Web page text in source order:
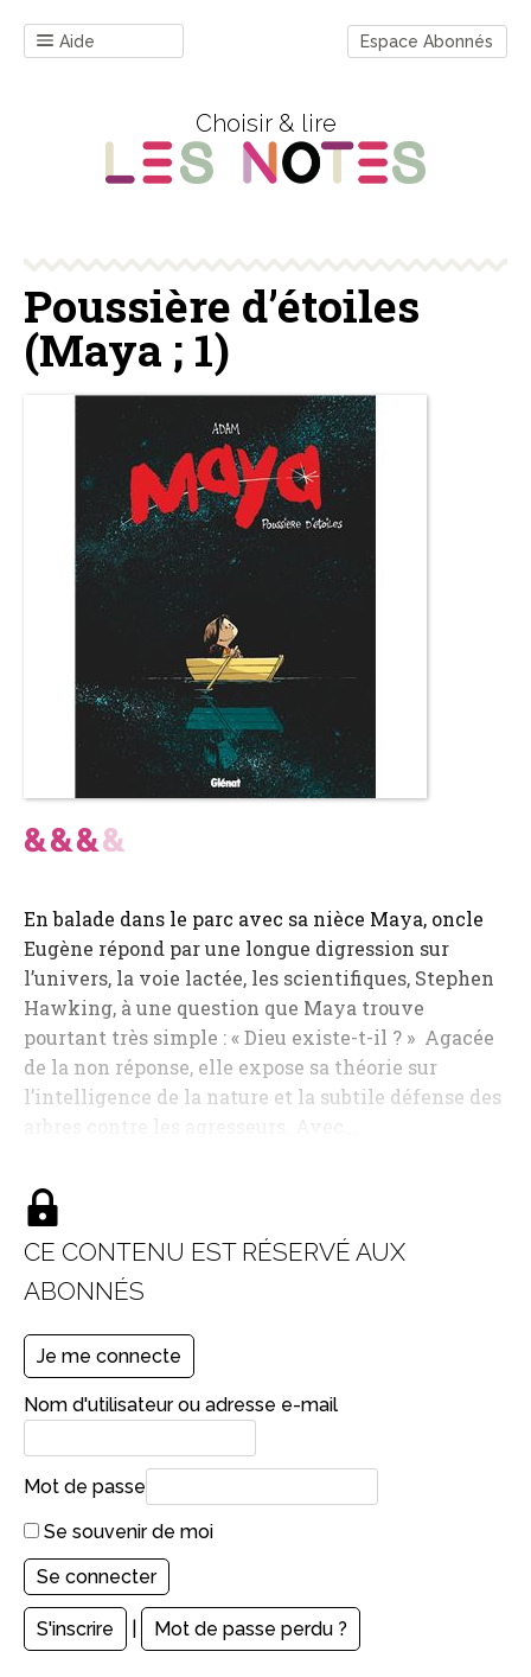
Aide Espace Abonnés
Choisir & lire
Poussière d’étoiles
(Maya ; 1)
En balade dans le parc avec sa nièce Maya, oncle
Eugène répond par une longue digression sur
l’univers, la voie lactée, les scientifiques, Stephen
Hawking, à une question que Maya trouve
pourtant très simple : « Dieu existe-t-il ? » Agacée
de la non réponse, elle expose sa théorie sur
l’intelligence de la nature et la subtile défense des
arbres contre les agresseurs. Avec…
CE CONTENU EST RÉSERVÉ AUX
ABONNÉS
Je me connecte
Nom d'utilisateur ou adresse e-mail
Mot de passe
Se souvenir de moi
S'inscrire Mot de passe perdu ?